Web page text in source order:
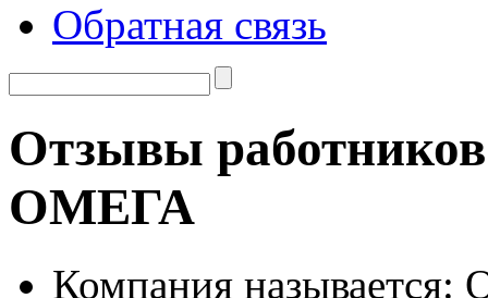
Обратная связь
Отзывы
ОМЕГА
Компания называется: